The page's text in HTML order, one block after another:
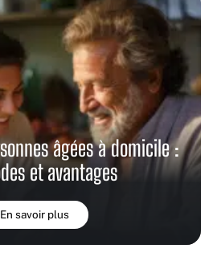
âgées à domicile :
et avantages
En savoir plus